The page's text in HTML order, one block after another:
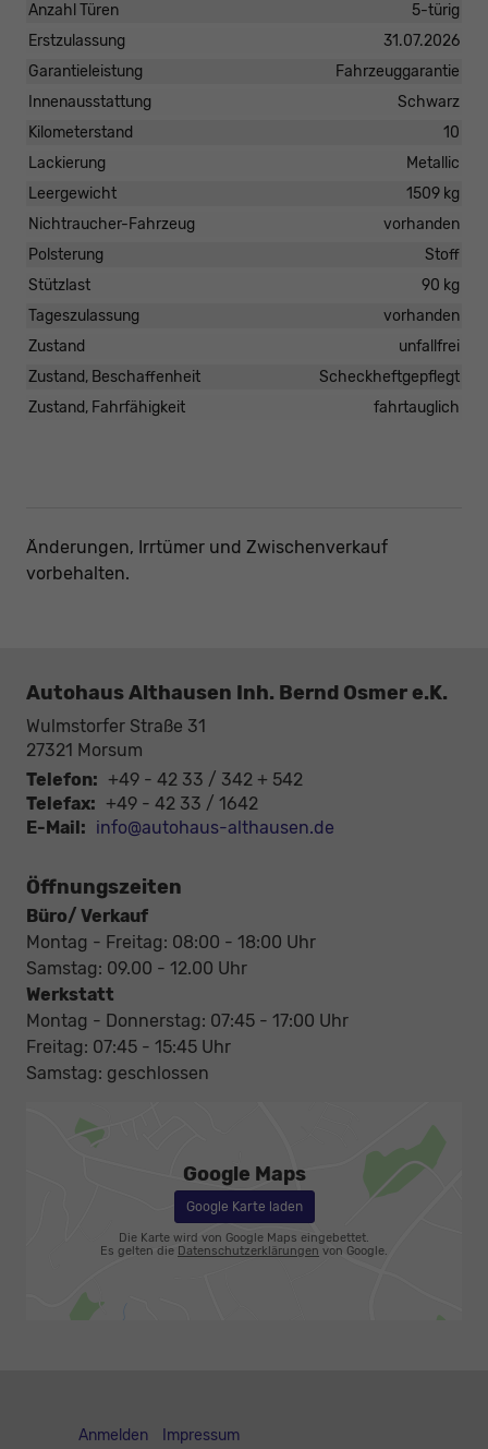
Anzahl Türen
5-türig
Erstzulassung
31.07.2026
Garantieleistung
Fahrzeuggarantie
Innenausstattung
Schwarz
Kilometerstand
10
Lackierung
Metallic
Leergewicht
1509 kg
Nichtraucher-Fahrzeug
vorhanden
Polsterung
Stoff
Stützlast
90 kg
Tageszulassung
vorhanden
Zustand
unfallfrei
Zustand, Beschaffenheit
Scheckheftgepflegt
Zustand, Fahrfähigkeit
fahrtauglich
Änderungen, Irrtümer und Zwischenverkauf
vorbehalten.
Autohaus Althausen Inh. Bernd Osmer e.K.
Wulmstorfer Straße 31
27321 Morsum
Telefon: +49 - 42 33 / 342 + 542
Telefax: +49 - 42 33 / 1642
E-Mail: info@autohaus-althausen.de
Öffnungszeiten
Büro/ Verkauf
Montag - Freitag: 08:00 - 18:00 Uhr
Samstag: 09.00 - 12.00 Uhr
Werkstatt
Montag - Donnerstag: 07:45 - 17:00 Uhr
Freitag: 07:45 - 15:45 Uhr
Samstag: geschlossen
Google Maps
Google Karte laden
Die Karte wird von Google Maps eingebettet.
Es gelten die Datenschutzerklärungen von Google.
Anmelden Impressum